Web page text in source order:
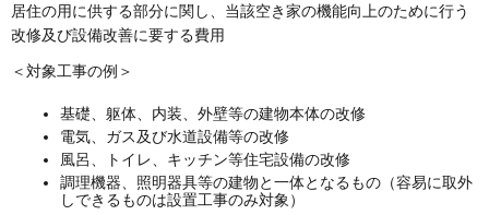
居住の用に供する部分に関し、当該空き家の機能向上のために行う
改修及び設備改善に要する費用
＜対象工事の例＞
基礎、躯体、内装、外壁等の建物本体の改修
電気、ガス及び水道設備等の改修
風呂、トイレ、キッチン等住宅設備の改修
調理機器、照明器具等の建物と一体となるもの（容易に取外
しできるものは設置工事のみ対象）